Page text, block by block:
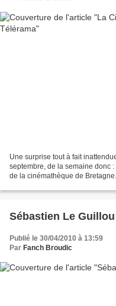
Une surprise tout à fait
septembre, de la semaine donc
de la cinémathèque de
Sébastien Le Guillou
Publié le 30/04/2010 à 13:59
Par Fanch Broudic